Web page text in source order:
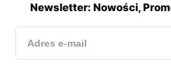
Newsletter: Nowości,